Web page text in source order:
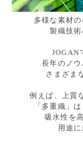
多様な素材
製織技術
JOGAN
長年のノウ
さまざま
例えば、上質
「多重織」
吸水性を
用途